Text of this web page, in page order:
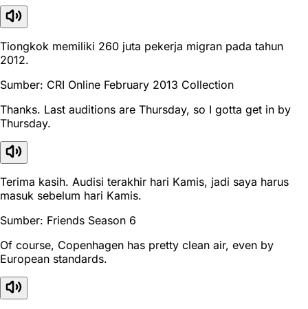
Tiongkok memiliki 260 juta pekerja migran pada tahun
2012.
Sumber: CRI Online February 2013 Collection
Thanks. Last auditions are Thursday, so I gotta get in by
Thursday.
Terima kasih. Audisi terakhir hari Kamis, jadi saya harus
masuk sebelum hari Kamis.
Sumber: Friends Season 6
Of course, Copenhagen has pretty clean air, even by
European standards.